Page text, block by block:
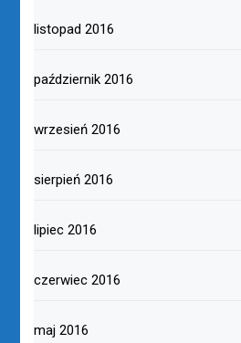
listopad 2016
październik 2016
wrzesień 2016
sierpień 2016
lipiec 2016
czerwiec 2016
maj 2016